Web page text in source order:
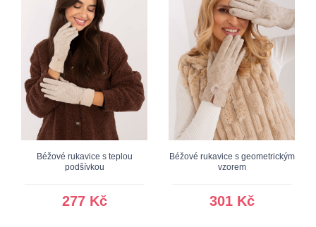
Béžové rukavice s teplou
podšívkou
277 Kč
Béžové rukavice s geometrickým
vzorem
301 Kč